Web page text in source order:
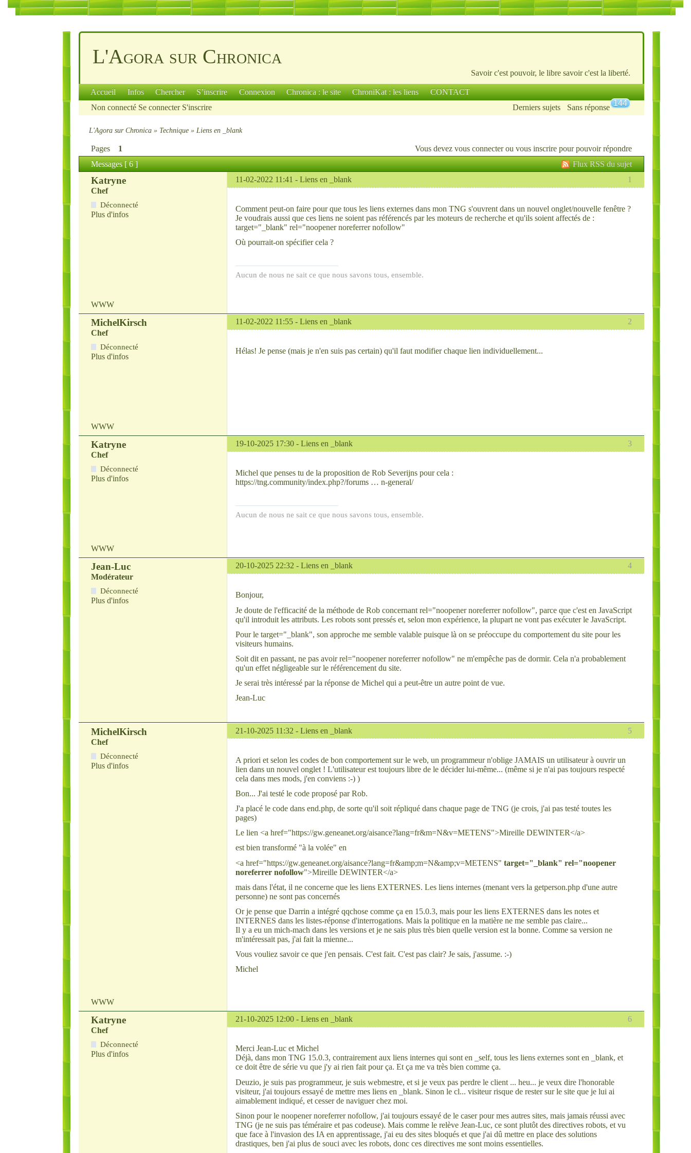
L'Agora sur Chronica
Savoir c'est pouvoir, le libre savoir c'est la liberté.
Accueil Infos Chercher S’inscrire Connexion Chronica : le site ChroniKat : les liens
CONTACT
Non connecté Se connecter S'inscrire Derniers sujets Sans réponse 144
L'Agora sur Chronica » Technique » Liens en _blank
Pages 1 Vous devez vous connecterou vous inscrire pour pouvoir répondre
Flux RSS du sujet
Messages [ 6 ]
1
Katryne 11-02-2022 11:41 - Liens en _blank
Chef
Déconnecté
Plus d'infos
Comment peut-on faire pour que tous les liens externes dans mon TNG s'ouvrent dans un nouvel onglet/nouvelle fenêtre ?
Je voudrais aussi que ces liens ne soient pas référencés par les moteurs de recherche et qu'ils soient affectés de :
target="_blank" rel="noopener noreferrer nofollow"
Où pourrait-on spécifier cela ?
Aucun de nous ne sait ce que nous savons tous, ensemble.
WWW
2
MichelKirsch 11-02-2022 11:55 - Liens en _blank
Chef
Déconnecté
Plus d'infos
Hélas! Je pense (mais je n'en suis pas certain) qu'il faut modifier chaque lien individuellement...
WWW
3
Katryne 19-10-2025 17:30 - Liens en _blank
Chef
Déconnecté
Plus d'infos
Michel que penses tu de la proposition de Rob Severijns pour cela :
https://tng.community/index.php?/forums … n-general/
Aucun de nous ne sait ce que nous savons tous, ensemble.
WWW
4
Jean-Luc 20-10-2025 22:32 - Liens en _blank
Modérateur
Déconnecté
Plus d'infos
Bonjour,
Je doute de l'efficacité de la méthode de Rob concernant rel="noopener noreferrer nofollow", parce que c'est en JavaScript
qu'il introduit les attributs. Les robots sont pressés et, selon mon expérience, la plupart ne vont pas exécuter le JavaScript.
Pour le target="_blank", son approche me semble valable puisque là on se préoccupe du comportement du site pour les
visiteurs humains.
Soit dit en passant, ne pas avoir rel="noopener noreferrer nofollow" ne m'empêche pas de dormir. Cela n'a probablement
qu'un effet négligeable sur le référencement du site.
Je serai très intéressé par la réponse de Michel qui a peut-être un autre point de vue.
Jean-Luc
5
MichelKirsch 21-10-2025 11:32 - Liens en _blank
Chef
Déconnecté
Plus d'infos
A priori et selon les codes de bon comportement sur le web, un programmeur n'oblige JAMAIS un utilisateur à ouvrir un
lien dans un nouvel onglet ! L'utilisateur est toujours libre de le décider lui-même... (même si je n'ai pas toujours respecté
cela dans mes mods, j'en conviens :-) )
Bon... J'ai testé le code proposé par Rob.
J'a placé le code dans end.php, de sorte qu'il soit répliqué dans chaque page de TNG (je crois, j'ai pas testé toutes les
pages)
Le lien <a href="https://gw.geneanet.org/aisance?lang=fr&m=N&v=METENS">Mireille DEWINTER</a>
est bien transformé "à la volée" en
<a href="https://gw.geneanet.org/aisance?lang=fr&amp;m=N&amp;v=METENS" target="_blank" rel="noopener
noreferrer nofollow">Mireille DEWINTER</a>
mais dans l'état, il ne concerne que les liens EXTERNES. Les liens internes (menant vers la getperson.php d'une autre
personne) ne sont pas concernés
Or je pense que Darrin a intégré qqchose comme ça en 15.0.3, mais pour les liens EXTERNES dans les notes et
INTERNES dans les listes-réponse d'interrogations. Mais la politique en la matière ne me semble pas claire...
Il y a eu un mich-mach dans les versions et je ne sais plus très bien quelle version est la bonne. Comme sa version ne
m'intéressait pas, j'ai fait la mienne...
Vous vouliez savoir ce que j'en pensais. C'est fait. C'est pas clair? Je sais, j'assume. :-)
Michel
WWW
6
Katryne 21-10-2025 12:00 - Liens en _blank
Chef
Déconnecté
Plus d'infos
Merci Jean-Luc et Michel
Déjà, dans mon TNG 15.0.3, contrairement aux liens internes qui sont en _self, tous les liens externes sont en _blank, et
ce doit être de série vu que j'y ai rien fait pour ça. Et ça me va très bien comme ça.
Deuzio, je suis pas programmeur, je suis webmestre, et si je veux pas perdre le client ... heu... je veux dire l'honorable
visiteur, j'ai toujours essayé de mettre mes liens en _blank. Sinon le cl... visiteur risque de rester sur le site que je lui ai
aimablement indiqué, et cesser de naviguer chez moi.
Sinon pour le noopener noreferrer nofollow, j'ai toujours essayé de le caser pour mes autres sites, mais jamais réussi avec
TNG (je ne suis pas téméraire et pas codeuse). Mais comme le relève Jean-Luc, ce sont plutôt des directives robots, et vu
que face à l'invasion des IA en apprentissage, j'ai eu des sites bloqués et que j'ai dû mettre en place des solutions
drastiques, ben j'ai plus de souci avec les robots, donc ces directives me sont moins essentielles.